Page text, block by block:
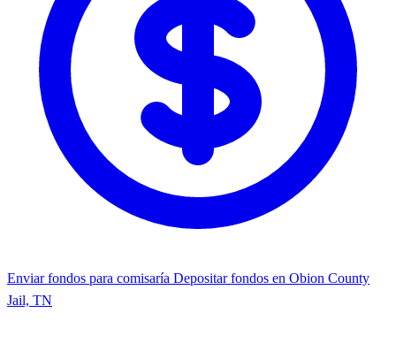
Enviar fondos para comisaría Depositar fondos en Obion County
Jail, TN